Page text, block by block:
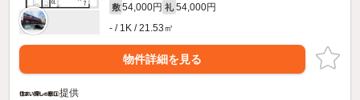
敷 54,000円 礼 54,000円
- / 1K / 21.53㎡
物件詳細を見る
提供